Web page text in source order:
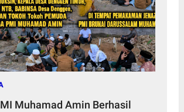
Muhamad Amin Berhasil